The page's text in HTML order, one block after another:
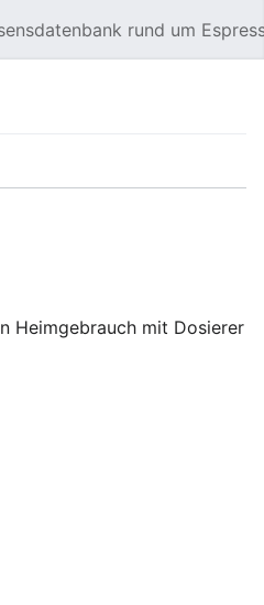
rund um
Heimgebrauch mit Dosierer